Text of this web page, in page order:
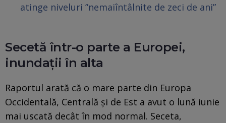
atinge niveluri ”nemaiîntâlnite de zeci de ani”
Secetă într-o parte a Europei,
inundații în alta
Raportul arată că o mare parte din Europa
Occidentală, Centrală și de Est a avut o lună iunie
mai uscată decât în mod normal. Seceta,